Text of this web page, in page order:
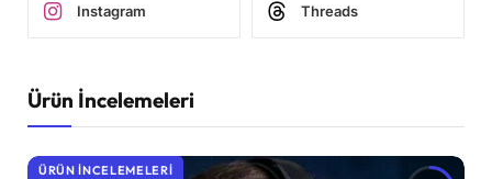
Instagram Threads
Ürün İncelemeleri
ÜRÜN İNCELEMELERI